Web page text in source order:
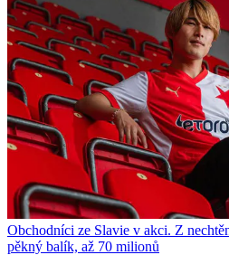
Obchodníci ze Slavie v akci. Z
pěkný balík, až 70 milionů